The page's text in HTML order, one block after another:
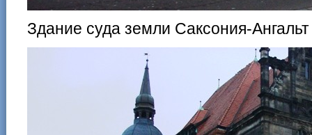
Здание суда земли Саксония-Ангальт